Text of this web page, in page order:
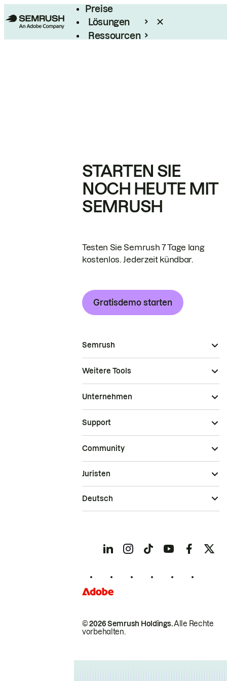
Preise
Lösungen
Ressourcen
STARTEN SIE
NOCH HEUTE MIT
SEMRUSH
Testen Sie Semrush 7 Tage lang
kostenlos. Jederzeit kündbar.
Gratisdemo starten
Semrush
Weitere Tools
Unternehmen
Support
Community
© 2026 Semrush Holdings.Alle Rechte
vorbehalten.
Juristen
Deutsch